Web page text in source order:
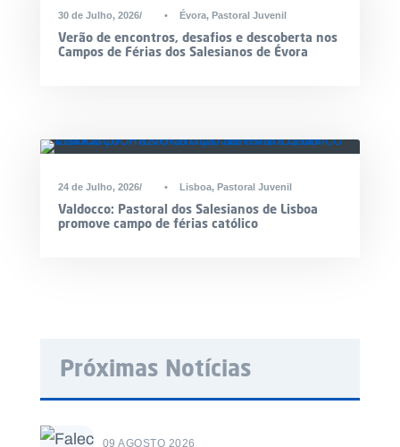
30 de Julho, 2026 • Évora, Pastoral Juvenil
Verão de encontros, desafios e descoberta nos
Campos de Férias dos Salesianos de Évora
24 de Julho, 2026 • Lisboa, Pastoral Juvenil
Valdocco: Pastoral dos Salesianos de Lisboa
promove campo de férias católico
Próximas Notícias
09 AGOSTO 2026